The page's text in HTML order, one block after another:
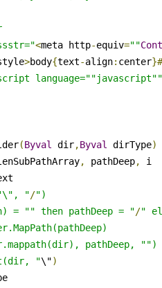
<meta http-equiv=""
>body{text-align: center}#
(Byval dir,Byval dirType)
, pathDeep,
i
"/")
= "" then pathDeep = "
/"
pathDeep, "")
"\")